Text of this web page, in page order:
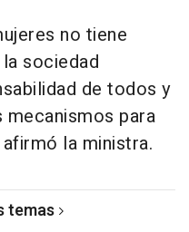
no tiene
sociedad
de todos y
para
la ministra.
temas